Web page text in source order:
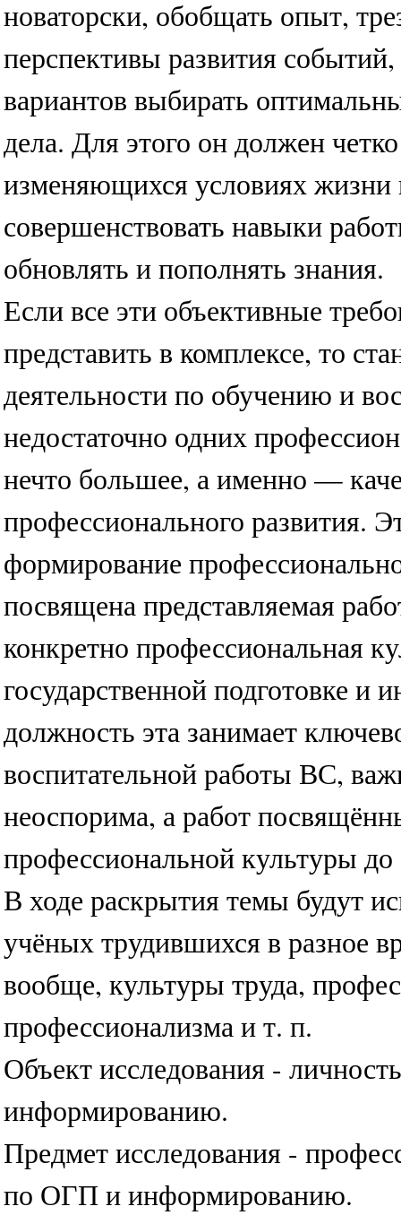
новаторски, обобщать опыт,
перспективы развития
вариантов выбирать
дела. Для этого он должен
изменяющихся условиях жизни
совершенствовать навыки
обновлять и пополнять знания.
Если все эти объективные
представить в комплексе, то
деятельности по обучению и
недостаточно одних
нечто большее, а именно —
профессионального развития.
формирование
посвящена представляемая
конкретно профессиональная
государственной подготовке
должность эта занимает
воспитательной работы ВС,
неоспорима, а работ
профессиональной культуры до
В ходе раскрытия темы будут
учёных трудившихся в разное
вообще, культуры труда,
профессионализма и т. п.
Объект исследования -
информированию.
Предмет исследования -
по ОГП и информированию.